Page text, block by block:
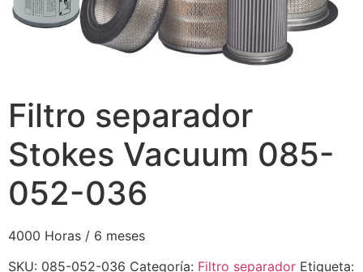
Filtro separador
Stokes Vacuum 085-
052-036
4000 Horas / 6 meses
SKU: 085-052-036 Categoría: Filtro separador Etiqueta: